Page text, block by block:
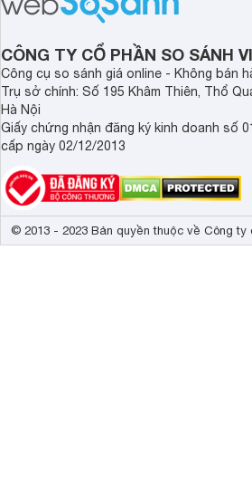
CÔNG TY CỔ PHẦN SO SÁNH
Công cụ so sánh giá online - Không bán
Trụ sở chính: Số 195 Khâm Thiên, Thổ
Hà Nội
Giấy chứng nhận đăng ký kinh doanh số
cấp ngày 02/12/2013
© 2013 - 2023 Bản quyền thuộc về Công ty